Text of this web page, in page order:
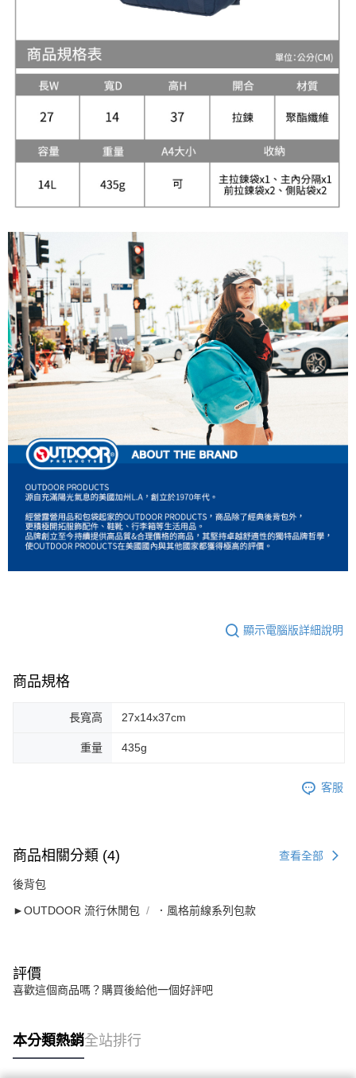
顯示電腦版詳細說明
商品規格
長寬高 27x14x37cm
重量 435g
客服
商品相關分類 (4) 查看全部
後背包
►OUTDOOR 流行休閒包 ．風格前線系列包款
評價
喜歡這個商品嗎？購買後給他一個好評吧
本分類熱銷全站排行